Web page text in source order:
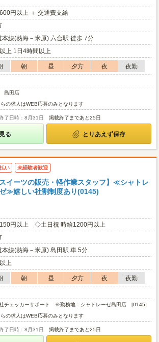
円以上 ＋ 交通費支給
本線(熱海－米原) 六合駅 徒歩 7分
上 1日4時間以上
朝 昼 夕方 夜
夜勤
島田店
の求人はWEB応募のみとなります
了日時：8月31日 掲載終了まであと25日
る とりあえず保存
い 未経験者歓迎
スイーツの販売・軽作業スタッフ】≪シャトレ
≫嬉しい社割制度あり(0145)
円以上 ◇土日祝 時給1200円以上
本線(熱海－米原) 島田駅 車 5分
上
朝 昼 夕方 夜
夜勤
チェッカーサポート ※勤務地：シャトレーゼ島田店 [0145]
の求人はWEB応募のみとなります
了日時：8月31日 掲載終了まであと25日